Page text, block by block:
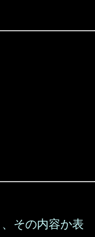
その内容か表